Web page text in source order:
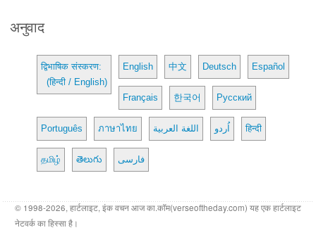
अनुवाद
द्विभाषिक संस्करण:
(हिन्दी / English)
English 中文 Deutsch Español
Français 한국어 Русский
Português ภาษาไทย اللغة العربية اُردو हिन्दी
தமிழ் తెలుగు فارسی
© 1998-2026, हार्टलाइट, इंक वचन आज का.कॉम(verseoftheday.com) यह एक हार्टलाइट
नेटवर्क का हिस्सा है।